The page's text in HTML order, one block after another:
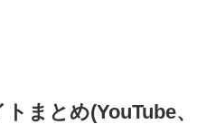
まとめ(YouTube、